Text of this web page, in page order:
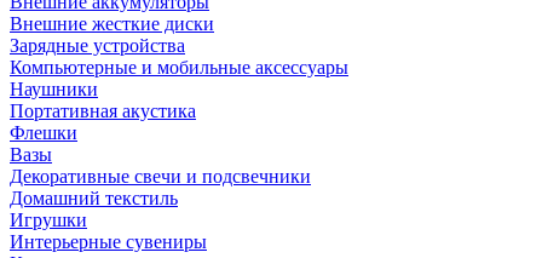
Внешние жесткие диски
Зарядные устройства
Компьютерные и мобильные аксессуары
Наушники
Портативная акустика
Флешки
Вазы
Декоративные свечи и подсвечники
Домашний текстиль
Игрушки
Интерьерные сувениры